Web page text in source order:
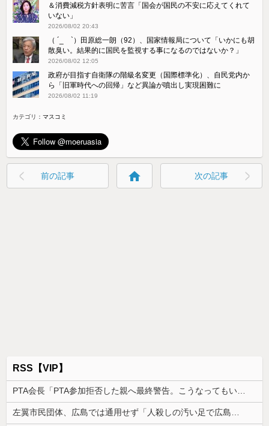
＆消費減税方針表明に苦言「国会が国民の不安に応えてくれて
いない」
2026/08/02 20:43
（ ´_ゝ`）田原総一朗（92）、国家情報局について「いかにも胡
散臭い。結果的に国民を監視する事になるのではないか？」
2026/08/02 12:05
政府が目指す自衛隊の階級名変更（国際標準化）、自民党内か
ら「旧軍時代への回帰」など異論が噴出し実現困難に
2026/08/02 11:19
カテゴリ：マスコミ
前の記事 home 次の記事
RSS【VIP】